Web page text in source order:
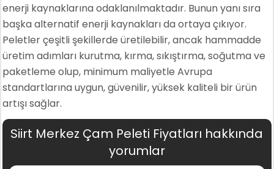
enerji kaynaklarına odaklanılmaktadır. Bunun yanı sıra
başka alternatif enerji kaynakları da ortaya çıkıyor.
Peletler çeşitli şekillerde üretilebilir, ancak hammadde
üretim adımları kurutma, kırma, sıkıştırma, soğutma ve
paketleme olup, minimum maliyetle Avrupa
standartlarına uygun, güvenilir, yüksek kaliteli bir ürün
artışı sağlar.
Siirt Merkez Çam Peleti Fiyatları hakkında
yorumlar